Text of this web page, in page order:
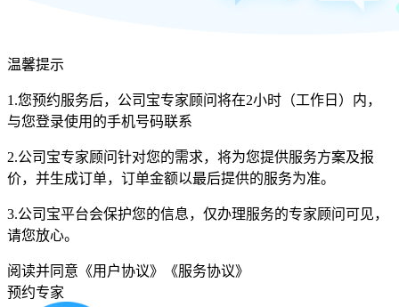
温馨提示
1.您预约服务后，公司宝专家顾问将在2小时（工作日）内，
与您登录使用的手机号码联系
2.公司宝专家顾问针对您的需求，将为您提供服务方案及报
价，并生成订单，订单金额以最后提供的服务为准。
3.公司宝平台会保护您的信息，仅办理服务的专家顾问可见，
请您放心。
阅读并同意 《用户协议》
《服务协议》
预约专家